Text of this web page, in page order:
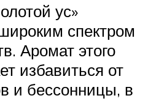
ус»
спектром
Аромат этого
избавиться от
и бессонницы, в